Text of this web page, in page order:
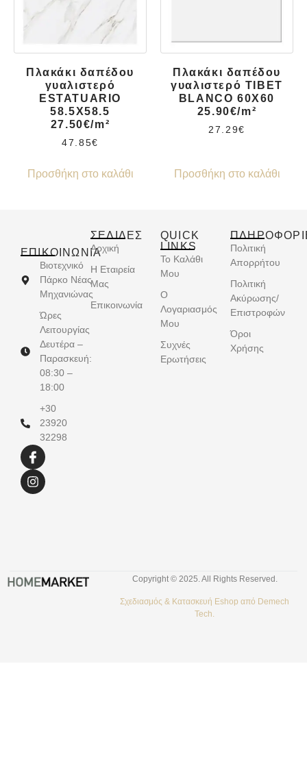
Πλακάκι δαπέδου
γυαλιστερό
ESTATUARIO
58.5X58.5
27.50€/m²
47.85€
Προσθήκη στο καλάθι
Πλακάκι δαπέδου
γυαλιστερό TIBET
BLANCO 60X60
25.90€/m²
27.29€
Προσθήκη στο καλάθι
ΕΠΙΚΟΙΝΩΝΊΑ
Βιοτεχνικό
Πάρκο Νέας
Μηχανιώνας
Ώρες
Λειτουργίας
Δευτέρα –
Παρασκευή:
08:30 –
18:00
+30
23920
32298
ΣΕΛΙΔΕΣ
Αρχική
Η Εταιρεία
Μας
Επικοινωνία
QUICK
LINKS
Το Καλάθι
Μου
Ο
Λογαριασμός
Μου
Συχνές
Ερωτήσεις
Πολιτική
Απορρήτου
Πολιτική
Ακύρωσης/
Επιστροφών
Όροι
Χρήσης
Copyright © 2025. All Rights Reserved.
Σχεδιασμός & Κατασκευή Eshop από Demech
Tech.